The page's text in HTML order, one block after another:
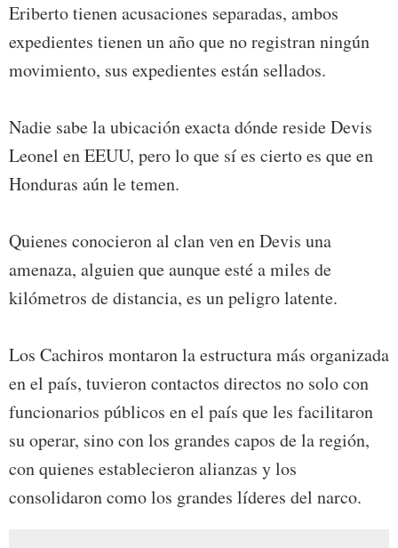
Eriberto tienen acusaciones separadas, ambos
expedientes tienen un año que no registran ningún
movimiento, sus expedientes están sellados.
Nadie sabe la ubicación exacta dónde reside Devis
Leonel en EEUU, pero lo que sí es cierto es que en
Honduras aún le temen.
Quienes conocieron al clan ven en Devis una
amenaza, alguien que aunque esté a miles de
kilómetros de distancia, es un peligro latente.
Los Cachiros montaron la estructura más organizada
en el país, tuvieron contactos directos no solo con
funcionarios públicos en el país que les facilitaron
su operar, sino con los grandes capos de la región,
con quienes establecieron alianzas y los
consolidaron como los grandes líderes del narco.